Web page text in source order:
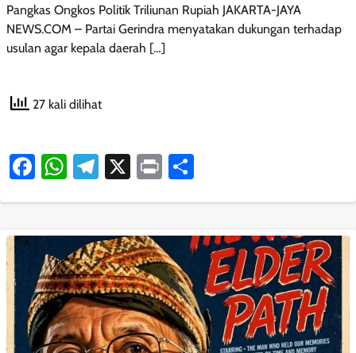
Pangkas Ongkos Politik Triliunan Rupiah JAKARTA-JAYA
NEWS.COM – Partai Gerindra menyatakan dukungan terhadap
usulan agar kepala daerah […]
27 kali dilihat
Facebook
WhatsApp
Telegram
X Print